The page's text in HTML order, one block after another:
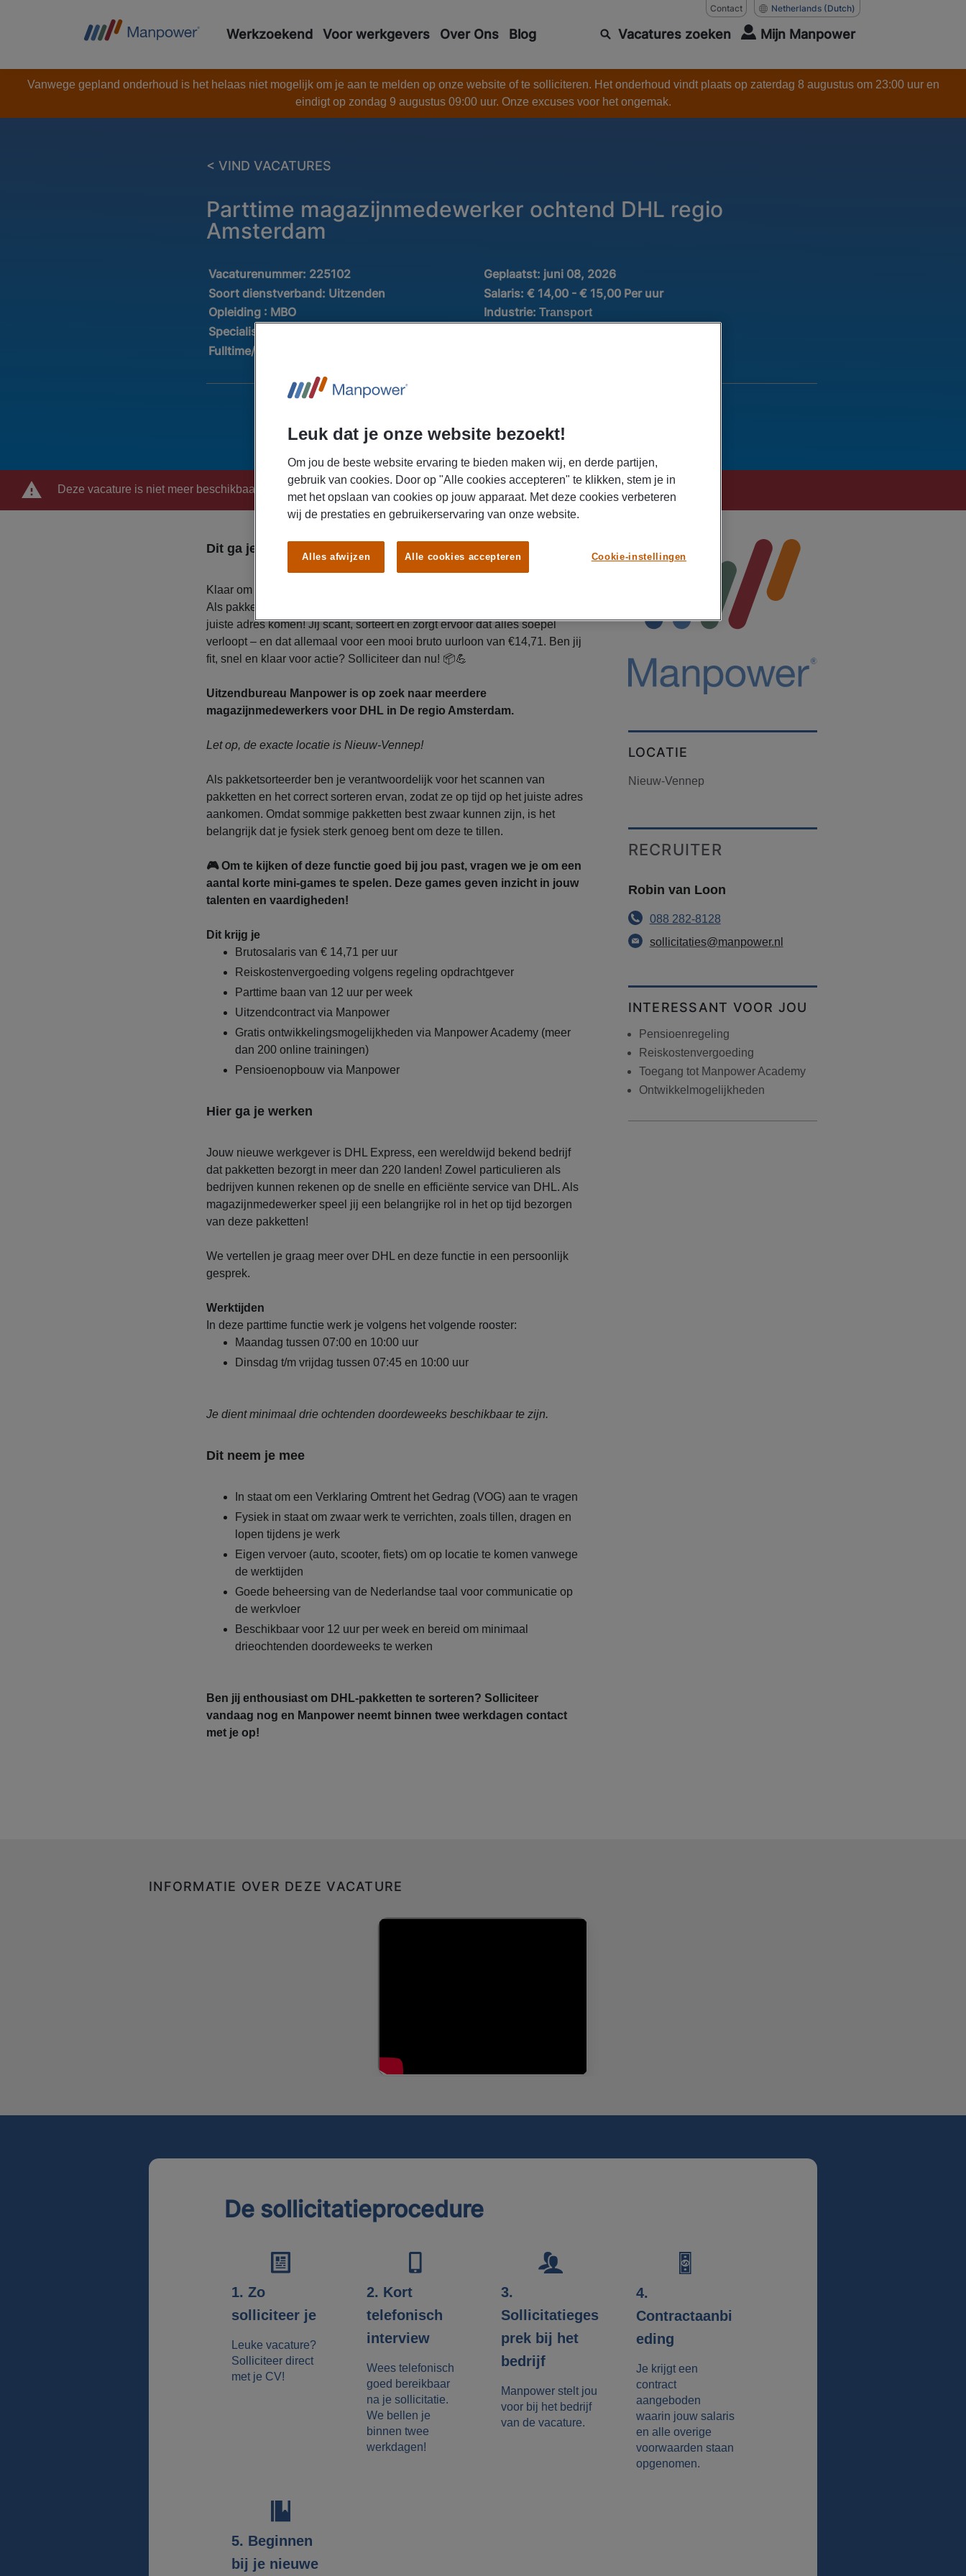
Contact Netherlands (Dutch)
Werkzoekend Voor werkgevers Over Ons Blog Vacatures zoeken Mijn Manpower
Vanwege gepland onderhoud is het helaas niet mogelijk om je aan te melden op onze website of te solliciteren. Het onderhoud vindt plaats op zaterdag 8 augustus om 23:00 uur en
eindigt op zondag 9 augustus 09:00 uur. Onze excuses voor het ongemak.
< VIND VACATURES
Parttime magazijnmedewerker ochtend DHL regio
Amsterdam
Vacaturenummer: 225102 Geplaatst: juni 08, 2026
Soort dienstverband: Uitzenden Salaris: € 14,00 - € 15,00 Per uur
Opleiding : MBO Industrie: Transport
Specialisatie:
Fulltime/Parttime:
Deze vacature is niet meer beschikbaar
Dit ga je doen
Klaar om de handen uit de mouwen te steken en het verschil te maken?
Als pakketsorteerder bij DHL zorg jij ervoor dat de juiste pakketten op het
juiste adres komen! Jij scant, sorteert en zorgt ervoor dat alles soepel
verloopt – en dat allemaal voor een mooi bruto uurloon van €14,71. Ben jij
fit, snel en klaar voor actie? Solliciteer dan nu! 📦💪
Uitzendbureau Manpower is op zoek naar meerdere
magazijnmedewerkers voor DHL in De regio Amsterdam.
Let op, de exacte locatie is Nieuw-Vennep!
Als pakketsorteerder ben je verantwoordelijk voor het scannen van
pakketten en het correct sorteren ervan, zodat ze op tijd op het juiste adres
aankomen. Omdat sommige pakketten best zwaar kunnen zijn, is het
belangrijk dat je fysiek sterk genoeg bent om deze te tillen.
🎮 Om te kijken of deze functie goed bij jou past, vragen we je om een
aantal korte mini-games te spelen. Deze games geven inzicht in jouw
talenten en vaardigheden!
Dit krijg je
Brutosalaris van € 14,71 per uur
Reiskostenvergoeding volgens regeling opdrachtgever
Parttime baan van 12 uur per week
Uitzendcontract via Manpower
Gratis ontwikkelingsmogelijkheden via Manpower Academy (meer
dan 200 online trainingen)
Pensioenopbouw via Manpower
Hier ga je werken
Jouw nieuwe werkgever is DHL Express, een wereldwijd bekend bedrijf
dat pakketten bezorgt in meer dan 220 landen! Zowel particulieren als
bedrijven kunnen rekenen op de snelle en efficiënte service van DHL. Als
magazijnmedewerker speel jij een belangrijke rol in het op tijd bezorgen
van deze pakketten!
We vertellen je graag meer over DHL en deze functie in een persoonlijk
gesprek.
Werktijden
In deze parttime functie werk je volgens het volgende rooster:
Maandag tussen 07:00 en 10:00 uur
Dinsdag t/m vrijdag tussen 07:45 en 10:00 uur
Je dient minimaal drie ochtenden doordeweeks beschikbaar te zijn.
Dit neem je mee
In staat om een Verklaring Omtrent het Gedrag (VOG) aan te vragen
Fysiek in staat om zwaar werk te verrichten, zoals tillen, dragen en
lopen tijdens je werk
Eigen vervoer (auto, scooter, fiets) om op locatie te komen vanwege
de werktijden
Goede beheersing van de Nederlandse taal voor communicatie op
de werkvloer
Beschikbaar voor 12 uur per week en bereid om minimaal
drieochtenden doordeweeks te werken
Ben jij enthousiast om DHL-pakketten te sorteren? Solliciteer
vandaag nog en Manpower neemt binnen twee werkdagen contact
met je op!
LOCATIE
Nieuw-Vennep
RECRUITER
Robin van Loon
088 282-8128
sollicitaties@manpower.nl
INTERESSANT VOOR JOU
Pensioenregeling
Reiskostenvergoeding
Toegang tot Manpower Academy
Ontwikkelmogelijkheden
INFORMATIE OVER DEZE VACATURE
De sollicitatieprocedure
1. Zo
solliciteer je
Leuke vacature?
Solliciteer direct
met je CV!
2. Kort
telefonisch
interview
Wees telefonisch
goed bereikbaar
na je sollicitatie.
We bellen je
binnen twee
werkdagen!
3.
Sollicitatieges
prek bij het
bedrijf
Manpower stelt jou
voor bij het bedrijf
van de vacature.
4.
Contractaanbi
eding
Je krijgt een
contract
aangeboden
waarin jouw salaris
en alle overige
voorwaarden staan
opgenomen.
5. Beginnen
bij je nieuwe
Leuk dat je onze website bezoekt!
Om jou de beste website ervaring te bieden maken wij, en derde partijen,
gebruik van cookies. Door op "Alle cookies accepteren" te klikken, stem je in
met het opslaan van cookies op jouw apparaat. Met deze cookies verbeteren
wij de prestaties en gebruikerservaring van onze website.
Cookie-instellingen
Alles afwijzen Alle cookies accepteren